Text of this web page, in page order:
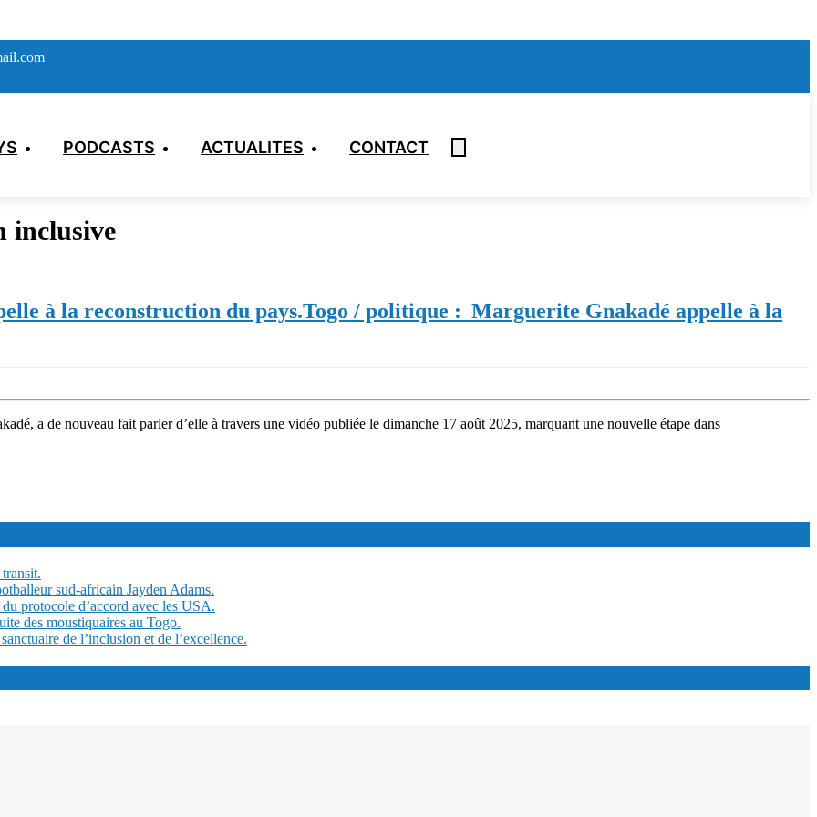
PODCASTS ACTUALITES CONTACT
inclusive
à la reconstruction du pays.Togo / politique : Marguerite Gnakadé appelle à la
a de nouveau fait parler d’elle à travers une vidéo publiée le dimanche 17 août 2025, marquant une nouvelle étape dans
sud-africain Jayden Adams.
protocole d’accord avec les USA.
des moustiquaires au Togo.
de l’inclusion et de l’excellence.